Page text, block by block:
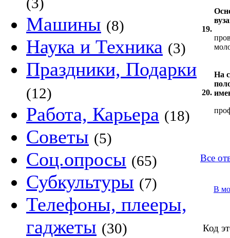
Машины (8)
Наука и Техника (3)
Праздники, Подарки
(12)
Работа, Карьера (18)
Советы (5)
Соц.опросы (65)
Субкультуры (7)
Телефоны, плееры,
гаджеты (30)
19.
20.
На
Все
В
Код